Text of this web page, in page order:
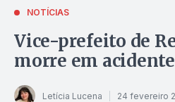
NOTÍCIAS
Vice-prefeito de
morre em
Letícia Lucena 24 fevereiro